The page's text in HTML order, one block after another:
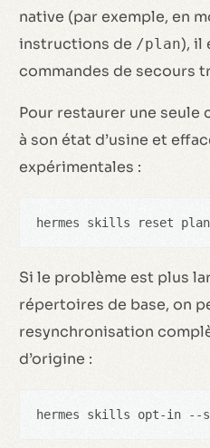
native (par exemple, en
instructions de /plan), il
commandes de secours
Pour restaurer une seule
à son état d’usine et
expérimentales :
hermes skills reset
Si le problème est plus
répertoires de base, on
resynchronisation
d’origine :
hermes skills opt-in --